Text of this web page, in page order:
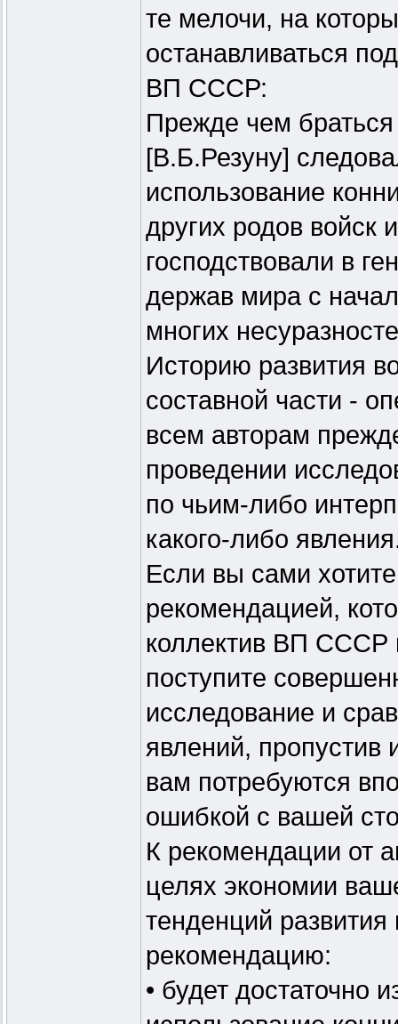
те мелочи, на
останавливаться
ВП СССР:
Прежде чем браться
[В.Б.Резуну]
использование
других родов войск
господствовали в
держав мира с
многих
Историю развития
составной части -
всем авторам
проведении
по чьим-либо
какого-либо
Если вы сами
рекомендацией,
коллектив ВП СССР
поступите
исследование и
явлений, пропустив
вам потребуются
ошибкой с вашей
К рекомендации от
целях экономии
тенденций
рекомендацию:
• будет достаточно